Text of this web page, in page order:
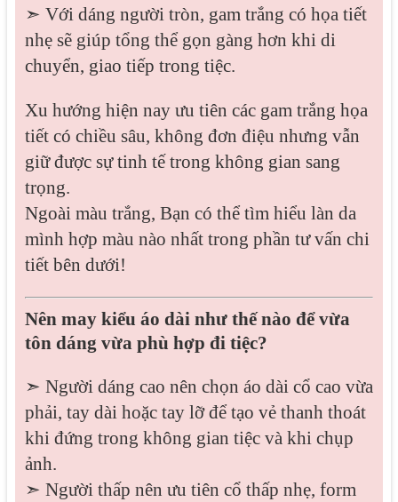
➣ Với dáng người tròn, gam trắng có họa tiết
nhẹ sẽ giúp tổng thể gọn gàng hơn khi di
chuyển, giao tiếp trong tiệc.
Xu hướng hiện nay ưu tiên các gam trắng họa
tiết có chiều sâu, không đơn điệu nhưng vẫn
giữ được sự tinh tế trong không gian sang
trọng.
Ngoài màu trắng, Bạn có thể tìm hiểu làn da
mình hợp màu nào nhất trong phần tư vấn chi
tiết bên dưới!
Nên may kiểu áo dài như thế nào để vừa
tôn dáng vừa phù hợp đi tiệc?
➣ Người dáng cao nên chọn áo dài cổ cao vừa
phải, tay dài hoặc tay lỡ để tạo vẻ thanh thoát
khi đứng trong không gian tiệc và khi chụp
ảnh.
➣ Người thấp nên ưu tiên cổ thấp nhẹ, form